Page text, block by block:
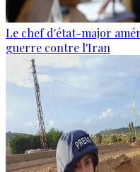
Le chef d'état-major
guerre contre l'Iran